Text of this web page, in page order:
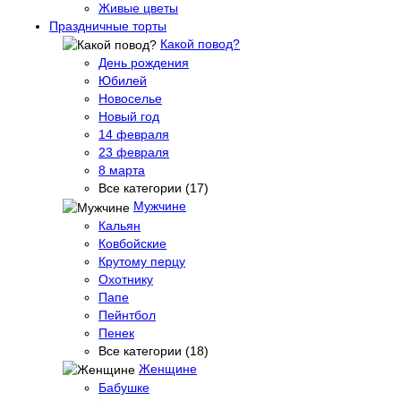
Живые цветы
Праздничные торты
Какой повод?
День рождения
Юбилей
Новоселье
Новый год
14 февраля
23 февраля
8 марта
Все категории (17)
Мужчине
Кальян
Ковбойские
Крутому перцу
Охотнику
Папе
Пейнтбол
Пенек
Все категории (18)
Женщине
Бабушке